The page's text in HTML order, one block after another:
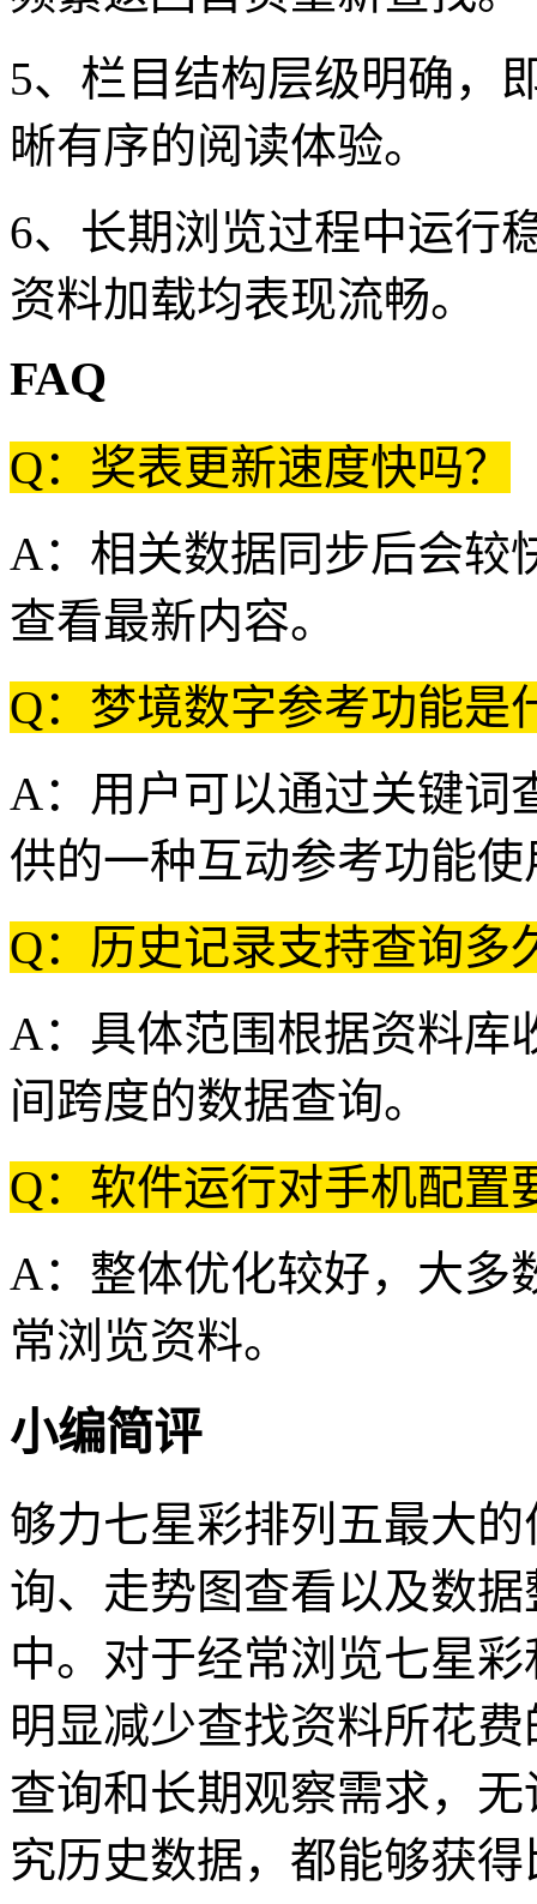
5、栏目结构层级明确，
晰有序的阅读体验。
6、长期浏览过程中运行
资料加载均表现流畅。
FAQ
Q：奖表更新速度快吗？
A：相关数据同步后会较
查看最新内容。
Q：梦境数字参考功能是
A：用户可以通过关键词
供的一种互动参考功能使
Q：历史记录支持查询多
A：具体范围根据资料库
间跨度的数据查询。
Q：软件运行对手机配置
A：整体优化较好，大多
常浏览资料。
小编简评
够力七星彩排列五最大
询、走势图查看以及数
中。对于经常浏览七星
明显减少查找资料所花
查询和长期观察需求，
究历史数据，都能够获